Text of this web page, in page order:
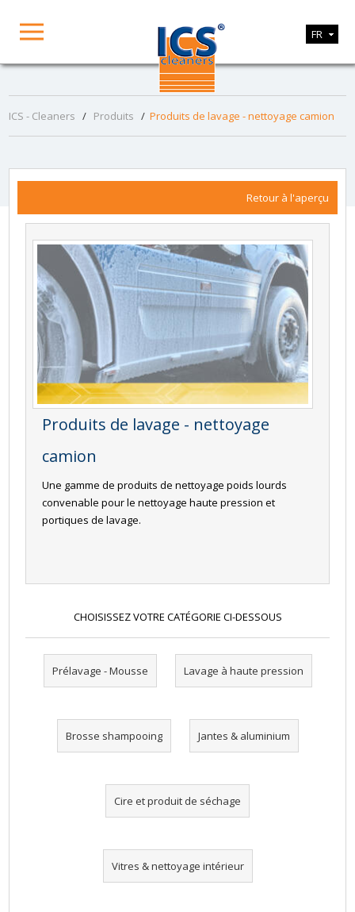
FR
ICS - Cleaners / Produits /Produits de lavage - nettoyage camion
Retour à l'aperçu
Produits de lavage - nettoyage
camion
Une gamme de produits de nettoyage poids lourds
convenable pour le nettoyage haute pression et
portiques de lavage.
CHOISISSEZ VOTRE CATÉGORIE CI-DESSOUS
Prélavage - Mousse Lavage à haute pression
Brosse shampooing Jantes & aluminium
Cire et produit de séchage
Vitres & nettoyage intérieur